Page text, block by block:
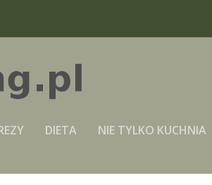
DIETA NIE TYLKO KUCHNIA